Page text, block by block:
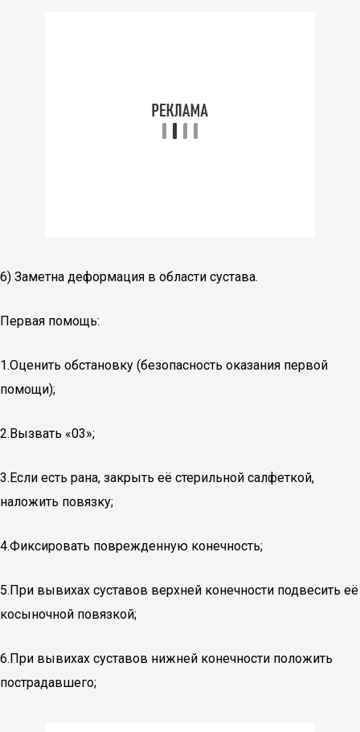
6) Заметна деформация в области сустава.
Первая помощь:
1.Оценить обстановку (безопасность оказания первой
помощи);
2.Вызвать «03»;
3.Если есть рана, закрыть её стерильной салфеткой,
наложить повязку;
4.Фиксировать поврежденную конечность;
5.При вывихах суставов верхней конечности подвесить её
косыночной повязкой;
6.При вывихах суставов нижней конечности положить
пострадавшего;